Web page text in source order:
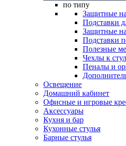
по типу
Защитные
Подставки
Защитные
Подставки
Полезные
Чехлы к
Пеналы и
Освещение
Домашний кабинет
Офисные и игровые
Аксессуары
Кухня и бар
Кухонные стулья
Барные стулья